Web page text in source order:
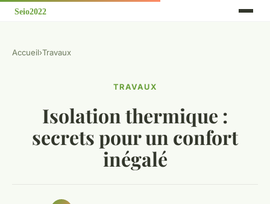
Accueil›Travaux
TRAVAUX
Isolation thermique :
secrets pour un confort
inégalé